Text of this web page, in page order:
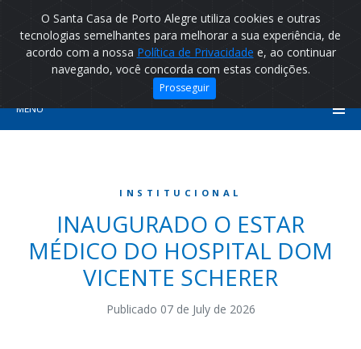
O Santa Casa de Porto Alegre utiliza cookies e outras
tecnologias semelhantes para melhorar a sua experiência, de
acordo com a nossa Política de Privacidade e, ao continuar
navegando, você concorda com estas condições.
Prosseguir
MENU
INSTITUCIONAL
INAUGURADO O ESTAR
MÉDICO DO HOSPITAL DOM
VICENTE SCHERER
Publicado 07 de July de 2026